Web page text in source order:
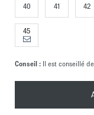
40 41 42
45
Conseil : Il est conseillé